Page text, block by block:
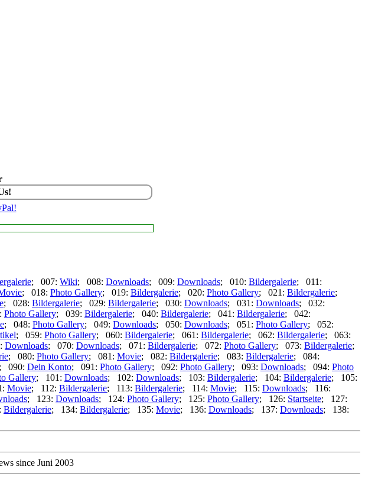
; 007: Wiki; 008: Downloads; 009: Downloads; 010: Bildergalerie; 011:
; 018: Photo Gallery; 019: Bildergalerie; 020: Photo Gallery; 021: Bildergalerie;
; 028: Bildergalerie; 029: Bildergalerie; 030: Downloads; 031: Downloads; 032:
Photo Gallery; 039: Bildergalerie; 040: Bildergalerie; 041: Bildergalerie; 042:
; 048: Photo Gallery; 049: Downloads; 050: Downloads; 051: Photo Gallery; 052:
; 059: Photo Gallery; 060: Bildergalerie; 061: Bildergalerie; 062: Bildergalerie; 063:
Downloads; 070: Downloads; 071: Bildergalerie; 072: Photo Gallery; 073: Bildergalerie;
; 080: Photo Gallery; 081: Movie; 082: Bildergalerie; 083: Bildergalerie; 084:
; 090: Dein Konto; 091: Photo Gallery; 092: Photo Gallery; 093: Downloads; 094: Photo
Gallery; 101: Downloads; 102: Downloads; 103: Bildergalerie; 104: Bildergalerie; 105:
Movie; 112: Bildergalerie; 113: Bildergalerie; 114: Movie; 115: Downloads; 116:
; 123: Downloads; 124: Photo Gallery; 125: Photo Gallery; 126: Startseite; 127:
Bildergalerie; 134: Bildergalerie; 135: Movie; 136: Downloads; 137: Downloads; 138:
since Juni 2003